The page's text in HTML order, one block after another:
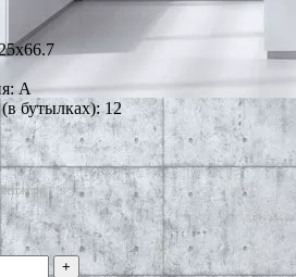
A
бутылках): 12
+